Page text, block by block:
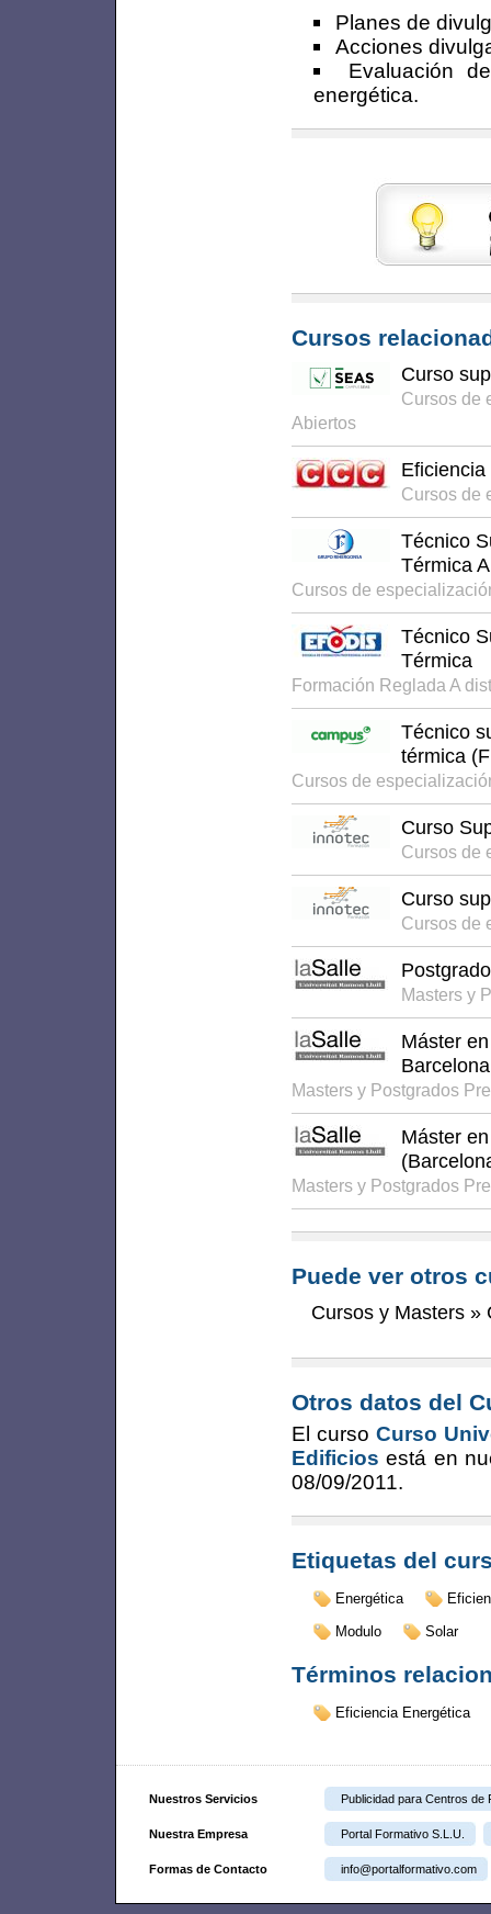
Planes de
Acciones
Evaluación
energética.
Cursos
Curso
Cursos de
Abiertos
Cursos de
Técnico
Térmica
Cursos de
Técnico
Térmica
Formación Reglada A
Técnico
térmica
Cursos de
Curso
Cursos de
Curso
Cursos de
Masters y
Máster
Barcelona
Masters y Postgrados
Máster
Masters y Postgrados
Puede ver otros
Cursos y Masters »
Otros datos del
El curso Curso
Edificios está en
08/09/2011.
Etiquetas del
Energética
Modulo
Solar
Términos
Eficiencia Energética
Nuestros Servicios Publicidad para Centros de
Nuestra Empresa Portal Formativo S.L.U.
Formas de Contacto info@portalformativo.com